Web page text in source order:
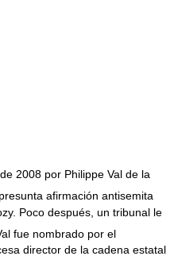
2008 por Philippe Val de la
afirmación antisemita
Poco después, un tribunal le
fue nombrado por el
director de la cadena estatal